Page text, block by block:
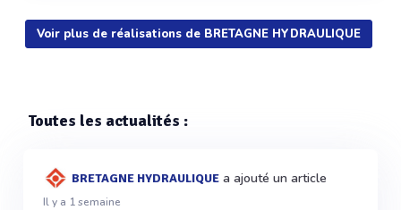
Voir plus
Voir plus de réalisations de BRETAGNE HYDRAULIQUE
Toutes les actualités :
BRETAGNE HYDRAULIQUE a ajouté un article
Il y a 1 semaine